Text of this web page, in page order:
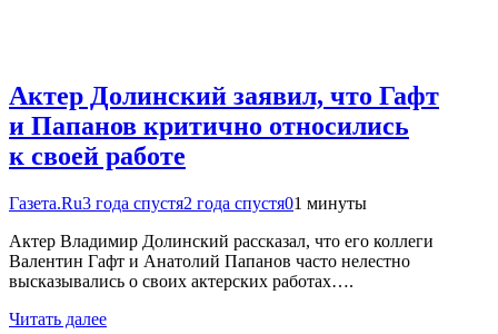
Актер Долинский заявил, что Гафт
и Папанов критично относились
к своей работе
Газета.Ru3 года спустя2 года спустя01 минуты
Актер Владимир Долинский рассказал, что его коллеги
Валентин Гафт и Анатолий Папанов часто нелестно
высказывались о своих актерских работах….
Читать далее